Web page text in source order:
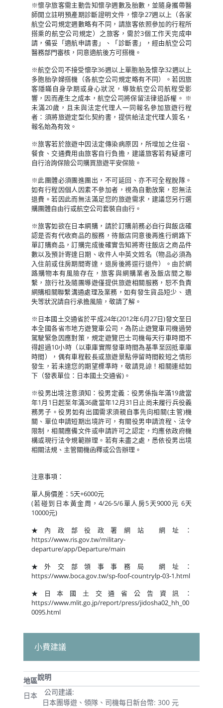
※懷孕旅客需主動告知懷孕週數及胎數，並隨身攜帶醫
師開立註明預產期診斷證明文件，懷孕27週以上（各家
航空公司規定週數略有不同，請旅客依照參加的行程所
搭乘的航空公司規定）之旅客，需於3個工作天完成申
請，備妥「適航申請書」、「診斷書」，經由航空公司
醫務部門審核，同意適航後方可搭機。
※航空公司不接受懷孕36週以上單胞胎及懷孕32週以上
多胞胎孕婦搭機（各航空公司規定略有不同）。若因旅
客隱瞞自身孕期或身心狀況，導致航空公司航程受影
響，因而產生之成本，航空公司將保留法律追訴權。 ※
未滿20歲，且未與法定代理人一同報名參加旅遊行程
者：須將旅遊定型化契約書，提供給法定代理人簽名，
報名始為有效。
※旅客若於旅遊中因法定傳染病原因，所增加之住宿、
餐食、交通費用由旅客自行負擔，建議旅客若有疑慮可
自行洽詢保險公司購買旅遊平安保險。
※此團體必須團進團出，不可延回、亦不可全程脫隊。
如有行程因個人因素不參加者，視為自動放棄，恕無法
退費。若因此而無法滿足您的旅遊需求，建議您另行選
購團體自由行或航空公司套裝自由行。
※旅客如欲在日本網購，請於訂購前務必自行與飯店確
認是否有代收商品的服務，待飯店同意後再進行網路下
單訂購商品，訂購完成後確實告知將寄往飯店之商品件
數以及預計寄達日期、收件人中英文姓名（物品必須為
入住前或住房期間寄達，退房後將逕行退件）。由於網
路購物本有風險存在，旅客與網購業者及飯店間之聯
繫，旅行社及隨團導遊僅提供旅遊相關服務，恕不負責
網購相關聯繫溝通處理及業務，如有發生貨品短少、 遺
失等狀況請自行承擔風險，敬請了解。
※日本國土交通省於平成24年(2012年6月27日)發文至日
本全國各省市地方遊覽車公司，為防止遊覽車司機過勞
駕駛緊急因應對策，規定遊覽巴士司機每天行車時間不
得超過10小時（以車庫實際發車時間為基準至回抵車庫
時間），偶有車程較長或旅遊景點停留時間較短之情形
發生，若未達您的期望標準時，敬請見諒！相關連結如
下（發表單位：日本國土交通省)。
※役男出境注意須知：役男定義：役男係指年滿19歲當
年1月1日起至年滿36歲當年12月31日止尚未履行兵役義
務男子。役男如有出國需求須親自事先向相關(主管)機
關、單位申請短期出境許可，有關役男申請流程、法令
限制，相關應備文件或申請許可之認定，均應依政府機
構或現行法令規範辦理。若有未盡之處，悉依役男出境
相關法規、主管關機函釋或公告辦理。
注意事項：
單人房價差：5天+6000元
(若碰到日本黃金周，4/26-5/6單人房5天9000元 6天
10000元)
★內政部役政署網站 網址：
https://www.ris.gov.tw/military-
departure/app/Departure/main
★外交部領事事務局 網址：
https://www.boca.gov.tw/sp-foof-countrylp-03-1.html
★日本國土交通省公告資訊：
https://www.mlit.go.jp/report/press/jidosha02_hh_00
0095.html
小費建議
地區說明
日本
公司建議:
日本團導遊、領隊、司機每日新台幣: 300 元